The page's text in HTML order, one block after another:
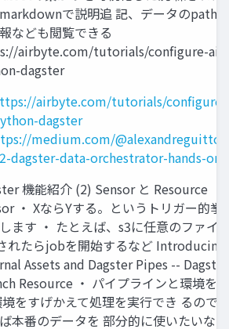
で説明追 記、データのpath
なども閲覧できる
airbyte.com/tutorials/configure-
dagster
airbyte.com/tutorials/
dagster
medium.com/
dagster-data-orchestrator-hands-
機能紹介 (2) Sensor と Resource
・ XならYする。というトリガー的挙
ます ・ たとえば、s3に任意のファイ
れたらjobを開始するなど Introducing
Assets and Dagster Pipes -- Dagster
Resource ・ パイプラインと環境を
境をすげかえて処理を実行でき るので
本番のデータを 部分的に使いたいな